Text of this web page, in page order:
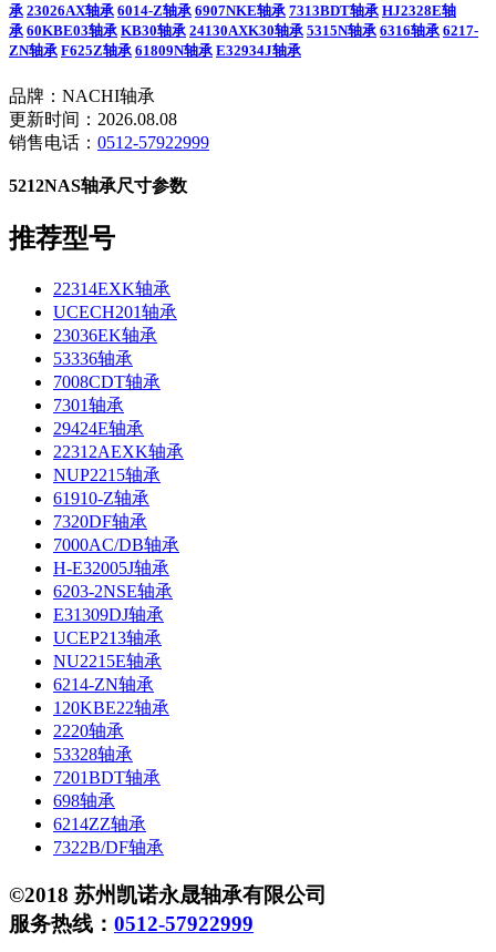
承 23026AX轴承 6014-Z轴承 6907NKE轴承 7313BDT轴承 HJ2328E轴
承 60KBE03轴承 KB30轴承 24130AXK30轴承 5315N轴承 6316轴承 6217-
ZN轴承 F625Z轴承 61809N轴承 E32934J轴承
品牌：NACHI轴承
更新时间：2026.08.08
销售电话： 0512-57922999
5212NAS轴承尺寸参数
推荐型号
22314EXK轴承
UCECH201轴承
23036EK轴承
53336轴承
7008CDT轴承
7301轴承
29424E轴承
22312AEXK轴承
NUP2215轴承
61910-Z轴承
7320DF轴承
7000AC/DB轴承
H-E32005J轴承
6203-2NSE轴承
E31309DJ轴承
UCEP213轴承
NU2215E轴承
6214-ZN轴承
120KBE22轴承
2220轴承
53328轴承
7201BDT轴承
698轴承
6214ZZ轴承
7322B/DF轴承
©2018 苏州凯诺永晟轴承有限公司
服务热线： 0512-57922999